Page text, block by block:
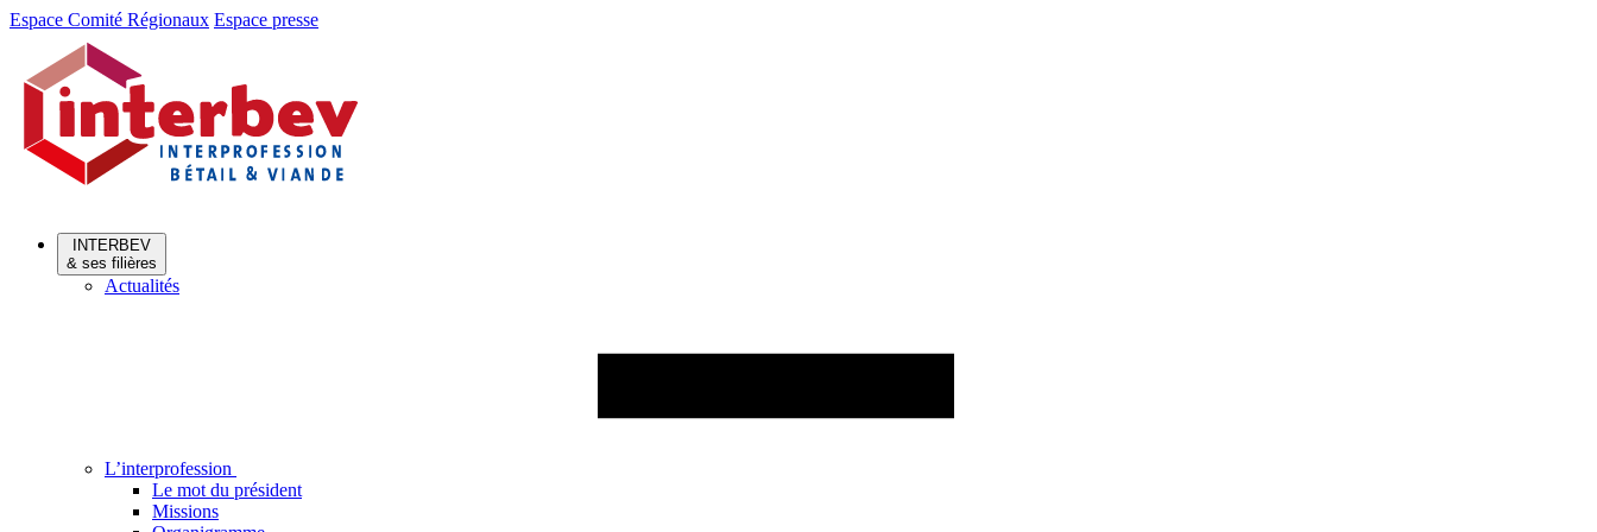
Aller
Aller
contenu
Espace Comité Régionaux Espace presse
INTERBEV
& ses filières
Actualités
L’interprofession
Le mot du président
Missions